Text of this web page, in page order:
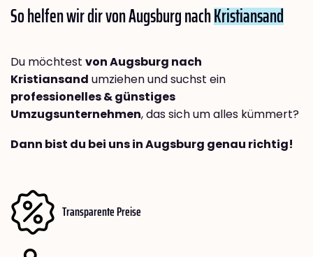
So helfen wir dir von Augsburg nachKristiansand
Du möchtest von Augsburg nach
Kristiansand umziehen und suchst ein
professionelles & günstiges
Umzugsunternehmen, das sich um alles kümmert?
Dann bist du bei uns in Augsburg genau richtig!
Transparente Preise